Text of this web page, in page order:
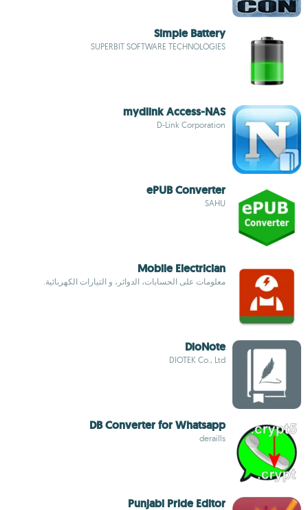
Simple Battery
SUPERBIT SOFTWARE TECHNOLOGIES
mydlink Access-NAS
D-Link Corporation
ePUB Converter
SAHU
Mobile Electrician
معلومات على الحسابات، الدوائر، و التيارات الكهربائية.
DioNote
DIOTEK Co., Ltd
DB Converter for Whatsapp
deraills
Punjabi Pride Editor